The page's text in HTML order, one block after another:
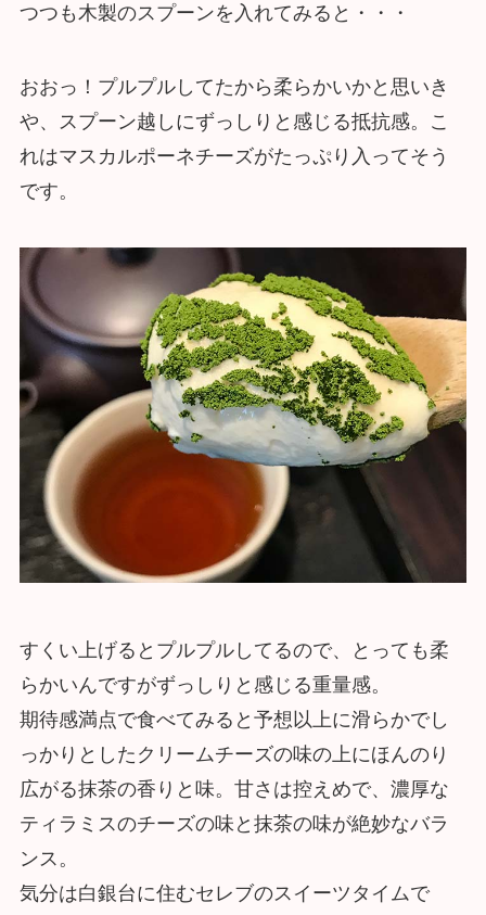
つつも木製のスプーンを入れてみると・・・
おおっ！プルプルしてたから柔らかいかと思いき
や、スプーン越しにずっしりと感じる抵抗感。こ
れはマスカルポーネチーズがたっぷり入ってそう
です。
すくい上げるとプルプルしてるので、とっても柔
らかいんですがずっしりと感じる重量感。
期待感満点で食べてみると予想以上に滑らかでし
っかりとしたクリームチーズの味の上にほんのり
広がる抹茶の香りと味。甘さは控えめで、濃厚な
ティラミスのチーズの味と抹茶の味が絶妙なバラ
ンス。
気分は白銀台に住むセレブのスイーツタイムで